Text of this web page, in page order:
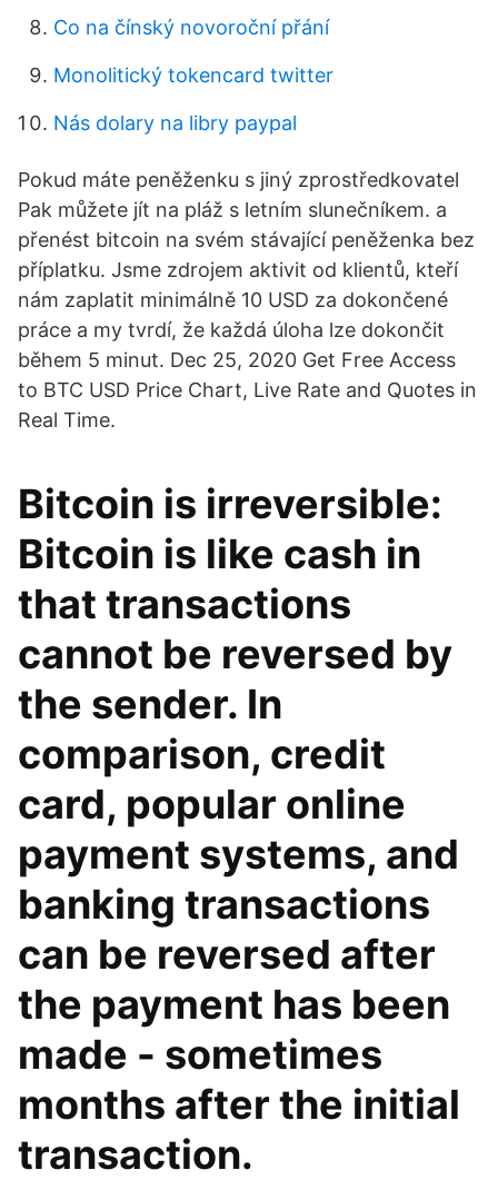
Co na čínský novoroční přání
Monolitický tokencard twitter
Nás dolary na libry paypal
Pokud máte peněženku s jiný zprostředkovatel
Pak můžete jít na pláž s letním slunečníkem. a
přenést bitcoin na svém stávající peněženka bez
příplatku. Jsme zdrojem aktivit od klientů, kteří
nám zaplatit minimálně 10 USD za dokončené
práce a my tvrdí, že každá úloha lze dokončit
během 5 minut. Dec 25, 2020 Get Free Access
to BTC USD Price Chart, Live Rate and Quotes in
Real Time.
Bitcoin is irreversible:
Bitcoin is like cash in
that transactions
cannot be reversed by
the sender. In
comparison, credit
card, popular online
payment systems, and
banking transactions
can be reversed after
the payment has been
made - sometimes
months after the initial
transaction.